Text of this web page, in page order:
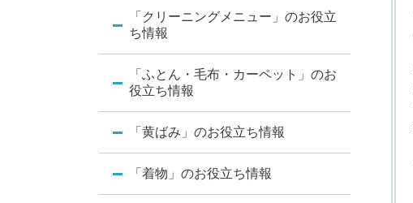
「クリーニングメニュー」のお役立
ち情報
「ふとん・毛布・カーペット」のお
役立ち情報
「黄ばみ」のお役立ち情報
「着物」のお役立ち情報